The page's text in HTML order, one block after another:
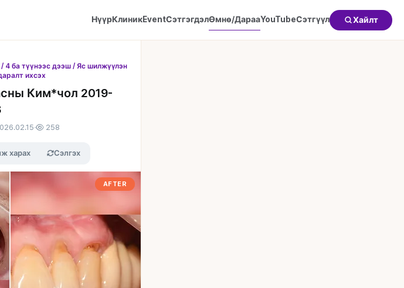
НүүрКлиникEventСэтгэгдэлӨмнө/ДарааYouTubeСэтгүүл Хайлт
4 ба түүнээс дээш / Яс шилжүүлэн
ихсэх
Ким*чол 2019-
· 258
харах Сэлгэх
AFTER